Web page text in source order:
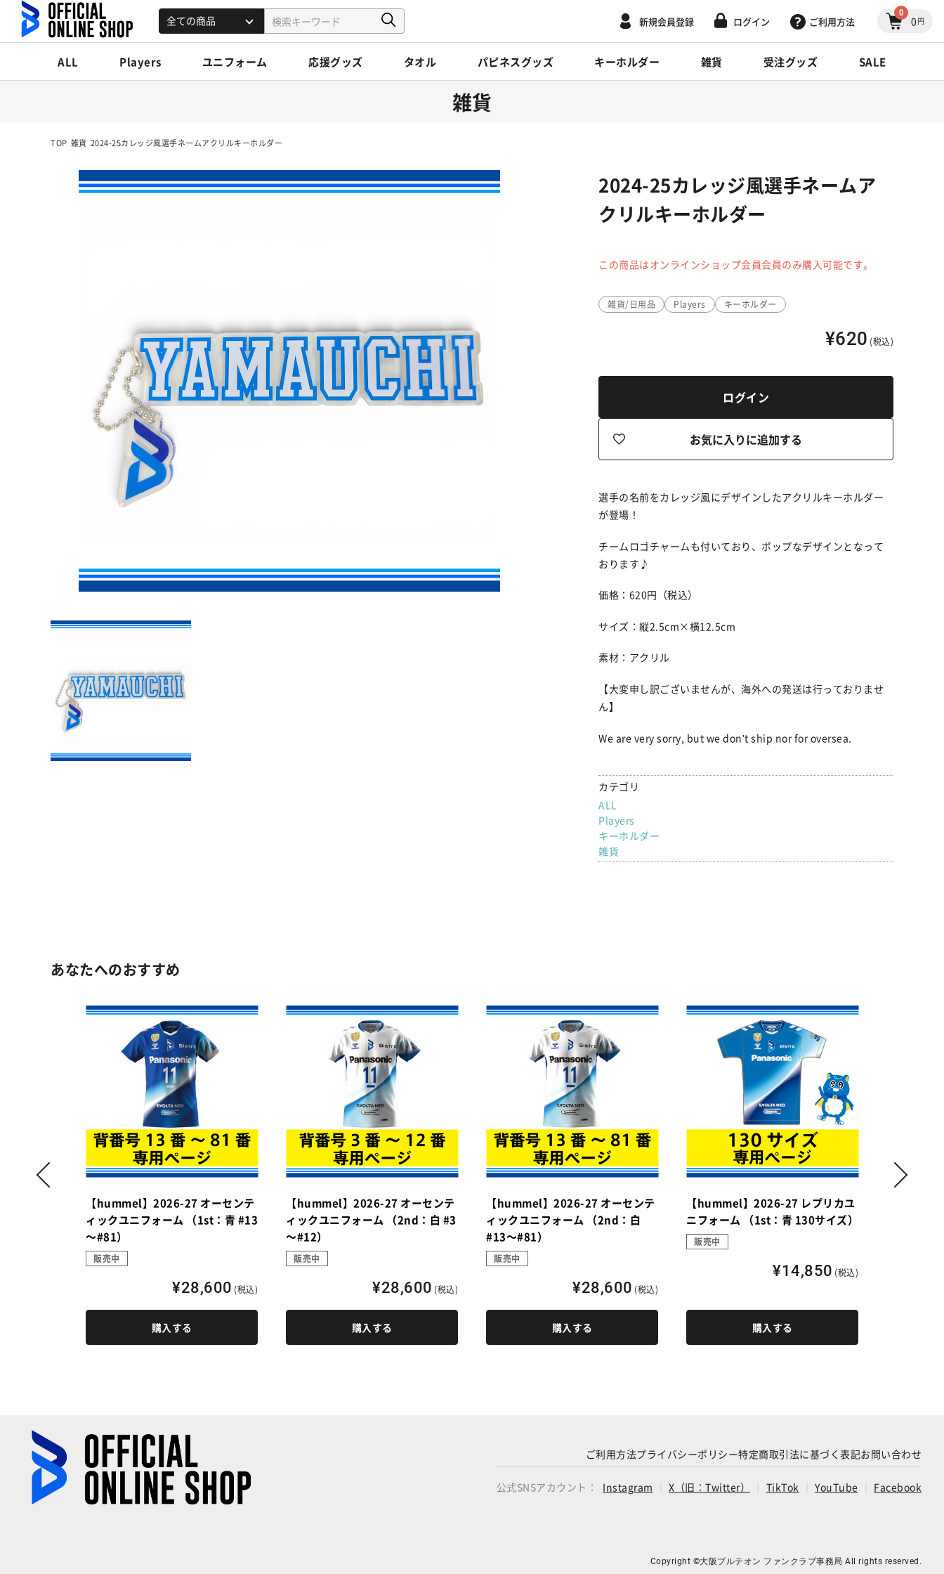
新規会員登録 ログイン ご利用方法
0
0 円
ALL Players ユニフォーム 応援グッズ タオル パピネスグッズ キーホルダー 雑貨 受注グッズ SALE
雑貨
TOP 雑貨 2024-25カレッジ風選手ネームアクリルキーホルダー
2024-25カレッジ風選手ネームア
クリルキーホルダー
この商品はオンラインショップ会員会員のみ購入可能です。
雑貨/日用品 Players キーホルダー
¥620 (税込)
ログイン
お気に入りに追加する
選手の名前をカレッジ風にデザインしたアクリルキーホルダー
が登場！
チームロゴチャームも付いており、ポップなデザインとなって
おります♪
価格：620円（税込）
サイズ：縦2.5cm×横12.5cm
素材：アクリル
【大変申し訳ございませんが、海外への発送は行っておりませ
ん】
We are very sorry, but we don't ship nor for oversea.
カテゴリ
ALL
Players
キーホルダー
雑貨
あなたへのおすすめ
【hummel】2026-27 オーセンテ
ィックユニフォーム （1st：青 #13
～#81）
販売中
¥28,600 (税込)
購入する
【hummel】2026-27 オーセンテ
ィックユニフォーム （2nd：白 #3
～#12）
販売中
¥28,600 (税込)
購入する
【hummel】2026-27 オーセンテ
ィックユニフォーム （2nd：白
#13～#81）
販売中
¥28,600 (税込)
購入する
【hummel】2026-27 レプリカユ
ニフォーム （1st：青 130サイズ）
販売中
¥14,850 (税込)
購入する
ご利用方法プライバシーポリシー特定商取引法に基づく表記お問い合わせ
公式SNSアカウント： Instagram X（旧：Twitter） TikTok YouTube Facebook
Copyright ©大阪ブルテオン ファンクラブ事務局 All rights reserved.